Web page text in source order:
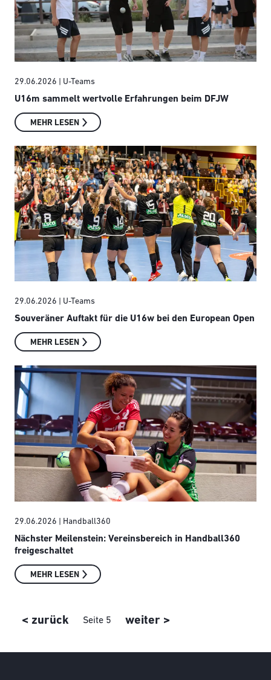
29.06.2026 | U-Teams
U16m sammelt wertvolle Erfahrungen beim DFJW
MEHR LESEN
29.06.2026 | U-Teams
Souveräner Auftakt für die U16w bei den European Open
MEHR LESEN
29.06.2026 | Handball360
Nächster Meilenstein: Vereinsbereich in Handball360
freigeschaltet
MEHR LESEN
Seitennummerierung
Vorherige Seite
< zurück Seite 5 Nächste Seite
weiter >